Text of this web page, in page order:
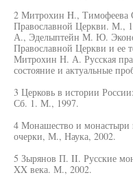
2 Митрохин H., Тимофеева
Православной Церкви. М.,
А., Эделыптейн М. Ю.
Православной Церкви и ее
Митрохин Н. А. Русская
состояние и актуальные
3 Церковь в истории
Сб. 1. М., 1997.
4 Монашество и монастыри
очерки, М., Наука, 2002.
5 Зырянов П. II. Русские
XX века. М., 2002.